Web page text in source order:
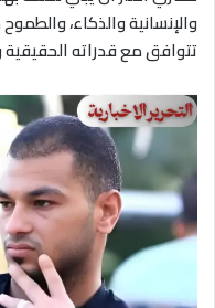
والإنسانية والذكاء،
تتوافق مع قدراته الحقيقية